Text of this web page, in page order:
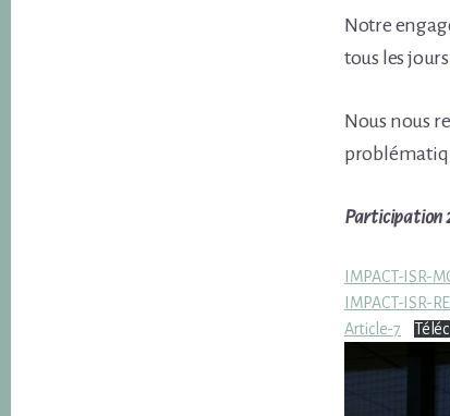
Notre
tous les
Nous nous
Participation
IMPACT-ISR-
IMPACT-ISR-
Article-7